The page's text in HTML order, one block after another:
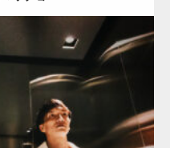
レンジの人 TOSHI(大胸筋)
宗像 (福岡)